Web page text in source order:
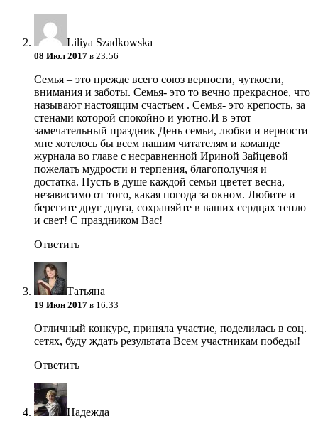
Liliya Szadkowska
08 Июл 2017 в 23:56
Семья – это прежде всего союз верности, чуткости,
внимания и заботы. Семья- это то вечно прекрасное, что
называют настоящим счастьем . Семья- это крепость, за
стенами которой спокойно и уютно.И в этот
замечательный праздник День семьи, любви и верности
мне хотелось бы всем нашим читателям и команде
журнала во главе с несравненной Ириной Зайцевой
пожелать мудрости и терпения, благополучия и
достатка. Пусть в душе каждой семьи цветет весна,
независимо от того, какая погода за окном. Любите и
берегите друг друга, сохраняйте в ваших сердцах тепло
и свет! С праздником Вас!
Ответить
Татьяна
19 Июн 2017 в 16:33
Отличный конкурс, приняла участие, поделилась в соц.
сетях, буду ждать результата Всем участникам победы!
Ответить
Надежда